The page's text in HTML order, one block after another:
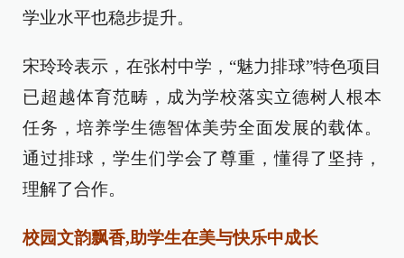
学业水平也稳步提升。
宋玲玲表示，在张村中学，“魅力排球”特色项目
已超越体育范畴，成为学校落实立德树人根本
任务，培养学生德智体美劳全面发展的载体。
通过排球，学生们学会了尊重，懂得了坚持，
理解了合作。
校园文韵飘香,助学生在美与快乐中成长